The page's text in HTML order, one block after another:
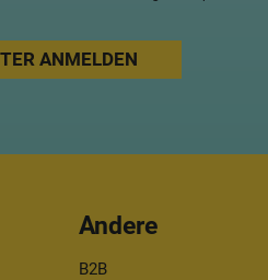
Andere
B2B